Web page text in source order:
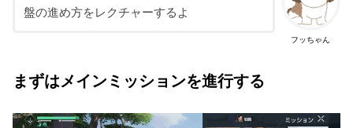
フッちゃん
盤の進め方をレクチャーするよ
まずはメインミッションを進行する